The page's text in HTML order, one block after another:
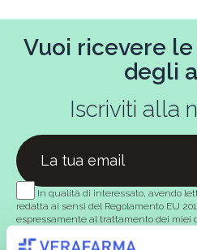
Vuoi ricevere
degli
Iscriviti alla
In qualità di interessato, avendo
redatta ai sensi del Regolamento EU
espressamente al trattamento dei miei
marketing (con modalità telematiche -